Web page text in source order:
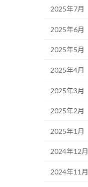
2025年7月
2025年6月
2025年5月
2025年4月
2025年3月
2025年2月
2025年1月
2024年12月
2024年11月